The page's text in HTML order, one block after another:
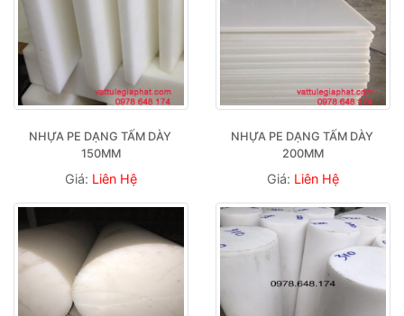
NHỰA PE DẠNG TẤM DÀY
150MM
Giá: Liên Hệ
NHỰA PE DẠNG TẤM DÀY
200MM
Giá: Liên Hệ